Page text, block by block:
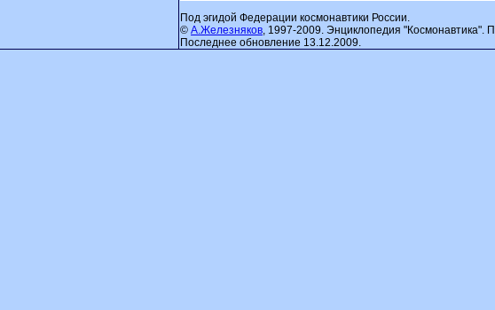
Под эгидой Федерации космонавтики России.
© А.Железняков, 1997-2009. Энциклопедия "Космонавтика".
Последнее обновление 13.12.2009.